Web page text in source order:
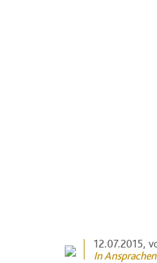
12.07.2015,
InAnsprachen